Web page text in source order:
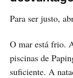
Para ser justo,
O mar está frio.
piscinas de
suficiente. A